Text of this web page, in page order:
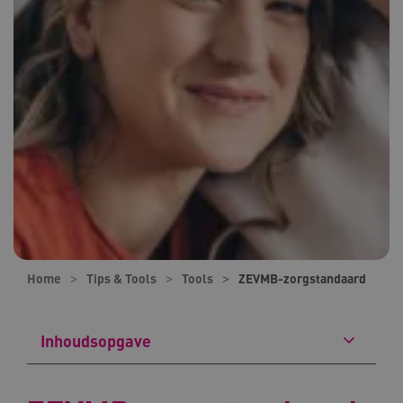
Home Tips & Tools Tools ZEVMB-zorgstandaard
Inhoudsopgave